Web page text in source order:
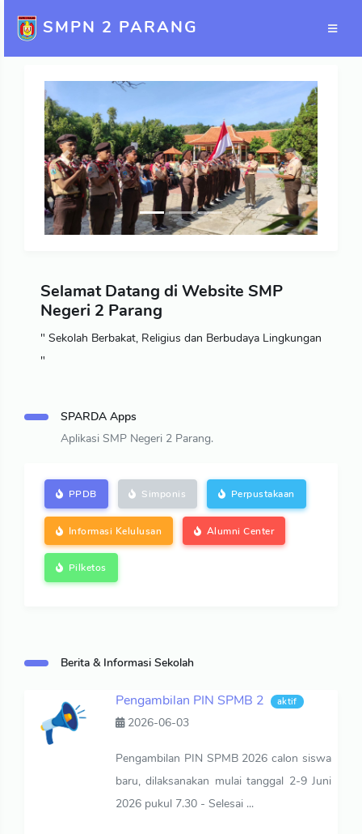
SMPN 2 PARANG
Previous Next
Selamat Datang di Website SMP
Negeri 2 Parang
" Sekolah Berbakat, Religius dan Berbudaya Lingkungan
"
SPARDA Apps
Aplikasi SMP Negeri 2 Parang.
PPDB Simponis Perpustakaan
Informasi Kelulusan Alumni Center
Pilketos
Berita & Informasi Sekolah
Pengambilan PIN SPMB 2 aktif
2026-06-03
Pengambilan PIN SPMB 2026 calon siswa
baru, dilaksanakan mulai tanggal 2-9 Juni
2026 pukul 7.30 - Selesai ...